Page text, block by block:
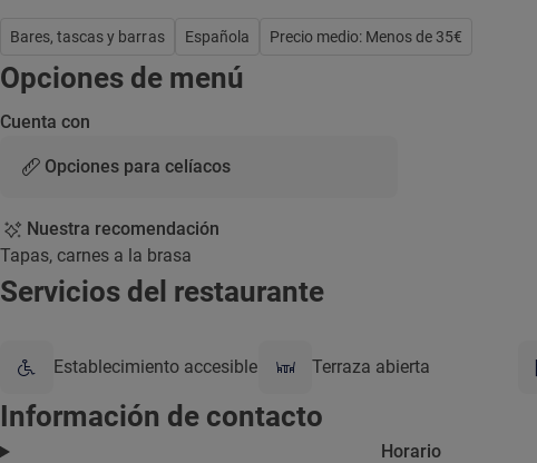
Bares, tascas y barras Española Precio medio: Menos de 35€
Opciones de menú
Cuenta con
Opciones para celíacos
Nuestra recomendación
Tapas, carnes a la brasa
Servicios del restaurante
Establecimiento accesible Terraza abierta
Información de contacto
Horario